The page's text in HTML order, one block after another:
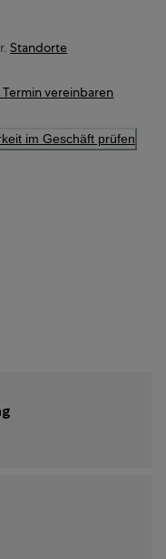
Standorte
Termin vereinbaren
im Geschäft prüfen